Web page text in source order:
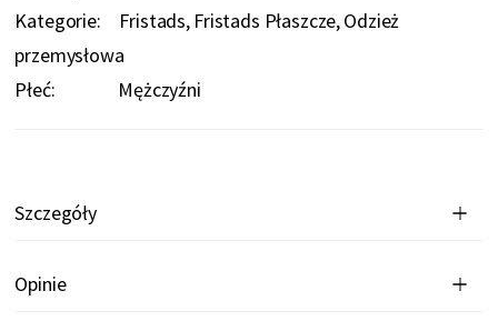
Kategorie:
Fristads Fristads Płaszcze Odzież
przemysłowa
Płeć:
Mężczyźni
Szczegóły
Opinie